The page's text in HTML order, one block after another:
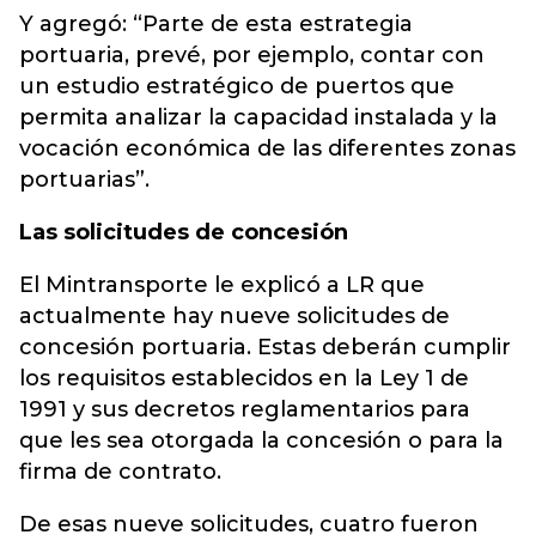
Y agregó: “Parte de esta estrategia
portuaria, prevé, por ejemplo, contar con
un estudio estratégico de puertos que
permita analizar la capacidad instalada y la
vocación económica de las diferentes zonas
portuarias”.
Las solicitudes de concesión
El Mintransporte le explicó a LR que
actualmente hay nueve solicitudes de
concesión portuaria. Estas deberán cumplir
los requisitos establecidos en la Ley 1 de
1991 y sus decretos reglamentarios para
que les sea otorgada la concesión o para la
firma de contrato.
De esas nueve solicitudes, cuatro fueron